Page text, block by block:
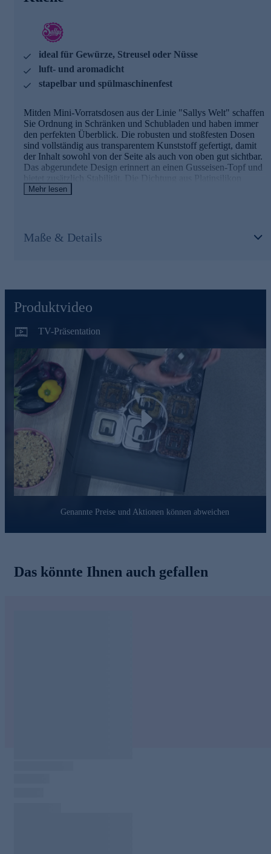
ideal für Gewürze, Streusel oder Nüsse
luft- und aromadicht
stapelbar und spülmaschinenfest
Mitden Mini-Vorratsdosen aus der Linie "Sallys Welt" schaffen
Sie Ordnung in Schränken und Schubladen und haben immer
den perfekten Überblick. Die robusten und stoßfesten Dosen
sind vollständig aus transparentem Kunststoff gefertigt, damit
der Inhalt sowohl von der Seite als auch von oben gut sichtbar.
Das abgerundete Design erinnert an einen Gusseisen-Topf und
bietet zusätzlich Stabilität. Die Dichtung aus Platinsilikon
schließt luft- und aromadicht ab. Der Deckel ist mit einem Soft-
Raum effizient nutzen. Durch die kleinen Füße stehen die
Dosen stabil übereinander und kippen beim Öffnen von
Mehr lesen
Maße & Details
Produktvideo
TV-Präsentation
Play
Genannte Preise und Aktionen können abweichen
Das könnte Ihnen auch gefallen